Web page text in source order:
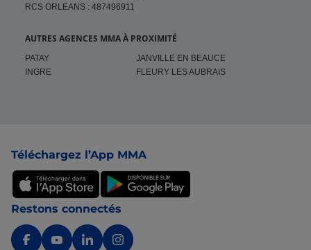
RCS ORLEANS : 487496911
AUTRES AGENCES MMA À PROXIMITÉ
PATAY
JANVILLE EN BEAUCE
INGRE
FLEURY LES AUBRAIS
Téléchargez l’App MMA
Restons connectés